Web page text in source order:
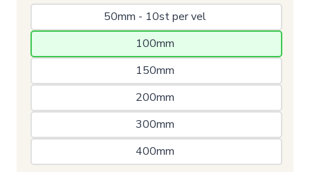
50mm - 10st per vel
100mm
150mm
200mm
300mm
400mm